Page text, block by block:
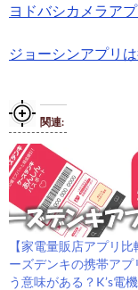
ヨドバシカメラア
ジョーシンアプリ
関連
【家電量販店アプリ比
ーズデンキの携帯アプ
う意味がある？K’s電